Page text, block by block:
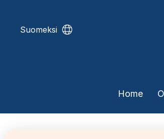
Suomeksi
Home